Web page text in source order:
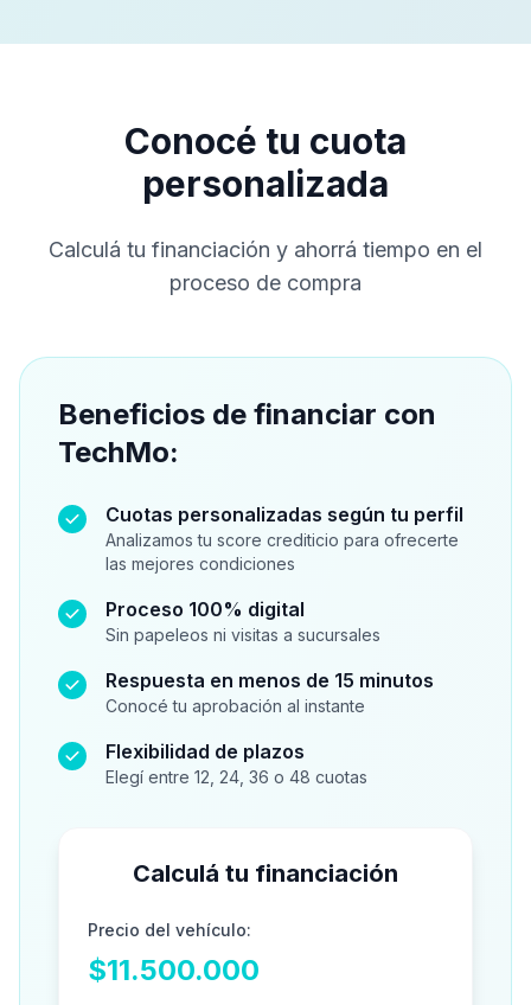
Conocé tu cuota
personalizada
Calculá tu financiación y ahorrá tiempo en el
proceso de compra
Beneficios de financiar con
TechMo:
Cuotas personalizadas según tu perfil
Analizamos tu score crediticio para ofrecerte
las mejores condiciones
Proceso 100% digital
Sin papeleos ni visitas a sucursales
Respuesta en menos de 15 minutos
Conocé tu aprobación al instante
Flexibilidad de plazos
Elegí entre 12, 24, 36 o 48 cuotas
Calculá tu financiación
Precio del vehículo:
$11.500.000